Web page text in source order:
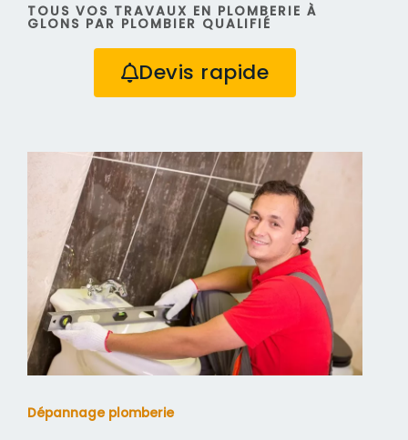
TOUS VOS TRAVAUX EN PLOMBERIE À
GLONS PAR PLOMBIER QUALIFIÉ
Devis rapide
Dépannage plomberie